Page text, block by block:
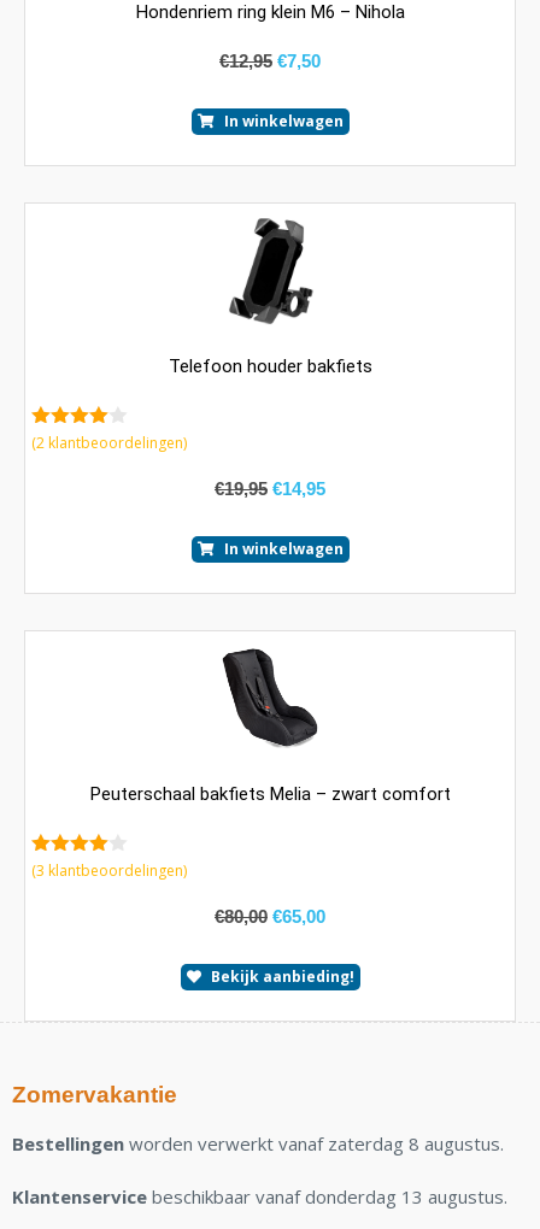
Hondenriem ring klein M6 – Nihola
€12,95 €7,50
In winkelwagen
Telefoon houder bakfiets
4.00van
(2klantbeoordelingen)
€19,95 €14,95
In winkelwagen
Peuterschaal bakfiets Melia – zwart comfort
4.00van
(3 klantbeoordelingen)
€80,00 €65,00
Bekijk aanbieding!
Zomervakantie
Bestellingen worden verwerkt vanaf zaterdag 8 augustus.
Klantenservice beschikbaar vanaf donderdag 13 augustus.